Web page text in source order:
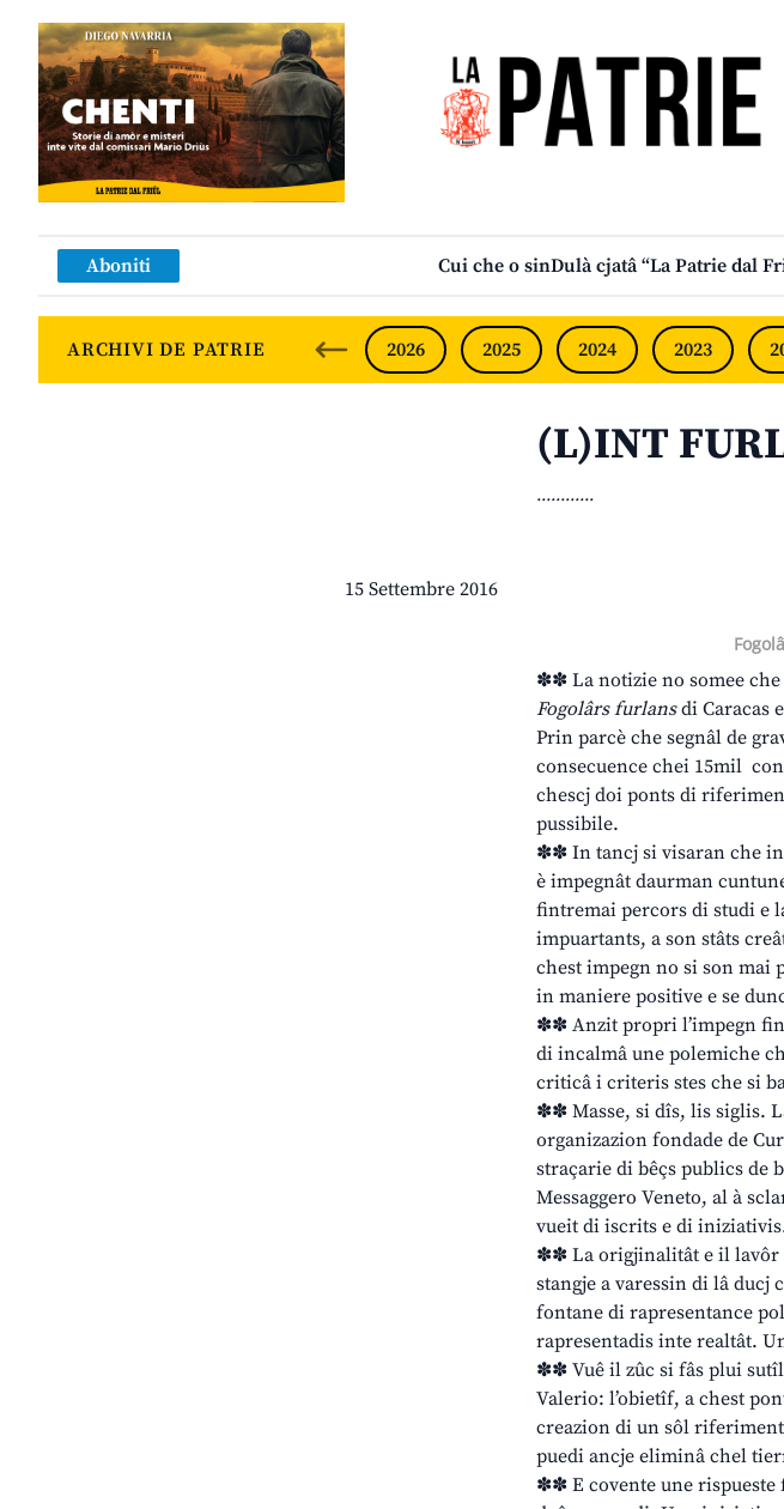
Aboniti Cui che o sinDulà cjatâ “La Patrie dal
ARCHIVI DE PATRIE 2026 2025 2024 2023
(L)INT
............
15 Settembre 2016
✽✽ La notizie no somee che
Fogolârs furlansdi Caracas
Prin parcè che segnâl de
consecuence chei 15mil
chescj doi ponts di
pussibile.
✽✽ In tancj si visaran che
è impegnât daurman
fintremai percors di studi e
impuartants, a son stâts
chest impegn no si son mai
in maniere positive e se
✽✽ Anzit propri l’impegn
di incalmâ une polemiche
criticâ i criteris stes che si
✽✽ Masse, si dîs, lis siglis.
organizazion fondade de
straçarie di bêçs publics de
Messaggero Veneto, al à
vueit di iscrits e di
✽✽ La origjinalitât e il lavôr
stangje a varessin di lâ ducj
fontane di rapresentance
rapresentadis inte realtât.
✽✽ Vuê il zûc si fâs plui
Valerio: l’obietîf, a chest
creazion di un sôl
puedi ancje eliminâ chel
✽✽ E covente une